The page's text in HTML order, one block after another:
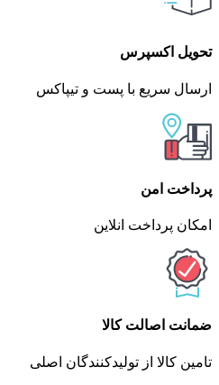
تحویل اکسپرس
ارسال سریع با پست و تیپاکس
پرداخت امن
امکان پرداخت انلاین
ضمانت اصالت کالا
تامین کالا از تولیدکنندگان اصلی